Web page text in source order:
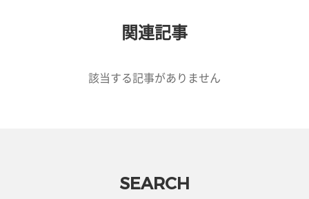
関連記事
該当する記事がありません
SEARCH